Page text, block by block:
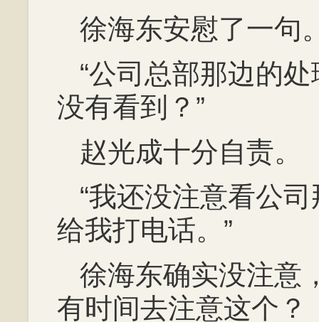
徐海东安慰了一句
“公司总部那边的
没有看到？”
赵光成十分自责。
“我还没注意看公
给我打电话。”
徐海东确实没注意
有时间去注意这个？